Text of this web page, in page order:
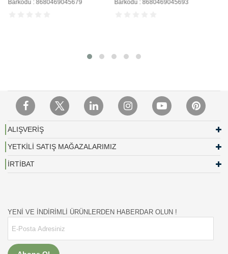
Barkodu : 8680469045693
Barkodu : 8680469031474
ALIŞVERİŞ
YETKİLİ SATIŞ MAĞAZALARIMIZ
İRTİBAT
YENİ VE İNDİRİMLİ ÜRÜNLERDEN HABERDAR OLUN !